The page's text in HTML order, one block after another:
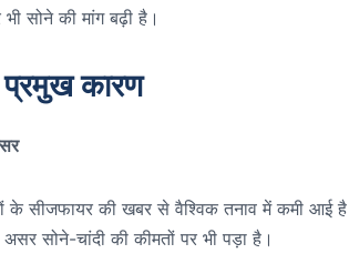
सोने की मांग बढ़ी है।
कारण
के सीजफायर की खबर से वैश्विक तनाव में कमी आई
सोने-चांदी की कीमतों पर भी पड़ा है।